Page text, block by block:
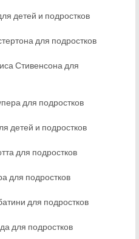
детей и подростков
для подростков
Стивенсона для
для подростков
детей и подростков
для подростков
для подростков
для подростков
для подростков